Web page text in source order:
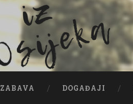
ZABAVA DOGAĐAJI